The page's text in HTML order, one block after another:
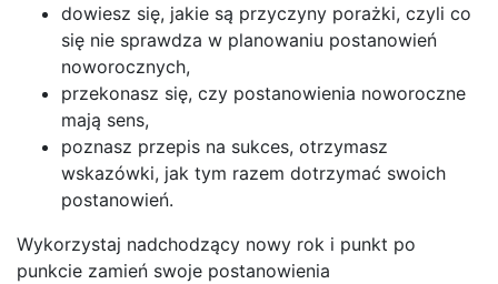
dowiesz się, jakie są przyczyny porażki, czyli co
się nie sprawdza w planowaniu postanowień
noworocznych,
przekonasz się, czy postanowienia noworoczne
mają sens,
poznasz przepis na sukces, otrzymasz
wskazówki, jak tym razem dotrzymać swoich
postanowień.
Wykorzystaj nadchodzący nowy rok i punkt po
punkcie zamień swoje postanowienia